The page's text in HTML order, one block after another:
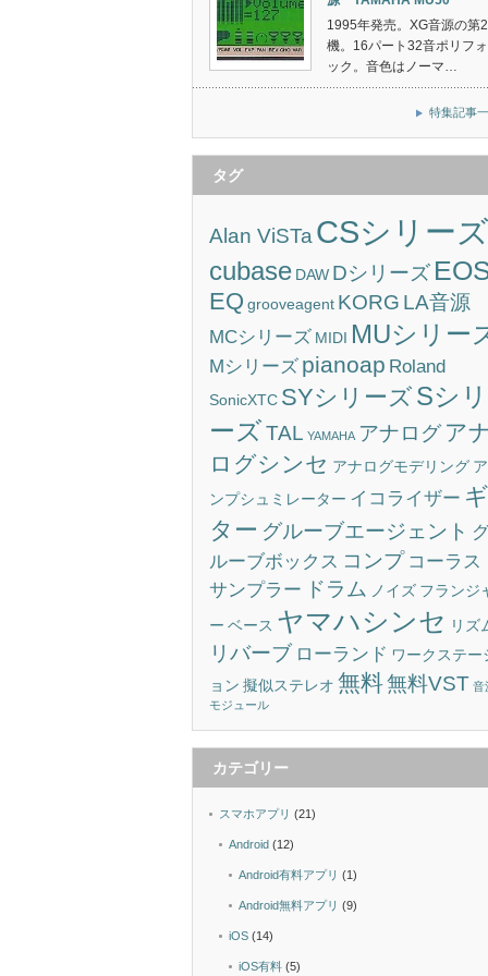
1995年発売。XG音源の第
機。16パート32音ポリフ
ック。音色はノーマ…
特集記事
タグ
Alan ViSTa CSシリーズ
cubase DAW Dシリーズ
EQ grooveagent KORG LA音源
MCシリーズ MIDI MUシリー
Mシリーズ pianoap Roland
SonicXTC SYシリーズ Sシリ
ーズTAL YAMAHA アナログ ア
ログシンセ アナログモデリング ア
ンプシュミレーター イコライザー ギ
ター グルーブエージェント
ルーブボックス コンプ コーラス
サンプラー ドラム ノイズ フランジ
ー ベース ヤマハシンセ リズ
リバーブ ローランド ワークステー
ョン 擬似ステレオ 無料無料VST 音
モジュール
カテゴリー
スマホアプリ (21)
Android (12)
Android有料アプリ (1)
Android無料アプリ (9)
iOS (14)
iOS有料 (5)